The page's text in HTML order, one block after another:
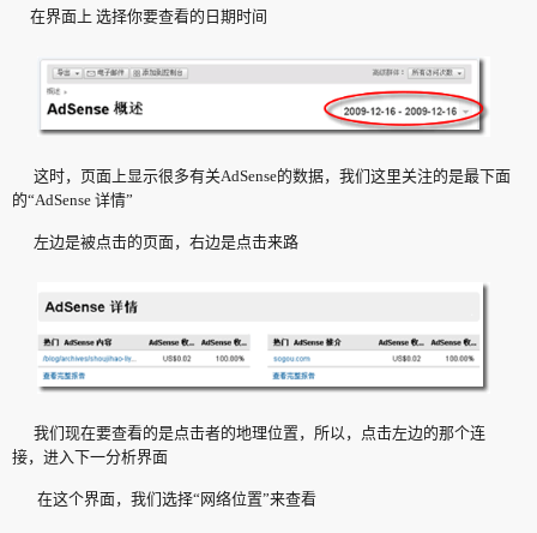
在界面上 选择你要查看的日期时间
这时，页面上显示很多有关AdSense的数据，我们这里关注的是最下面
的“AdSense 详情”
左边是被点击的页面，右边是点击来路
我们现在要查看的是点击者的地理位置，所以，点击左边的那个连
接，进入下一分析界面
在这个界面，我们选择“网络位置”来查看